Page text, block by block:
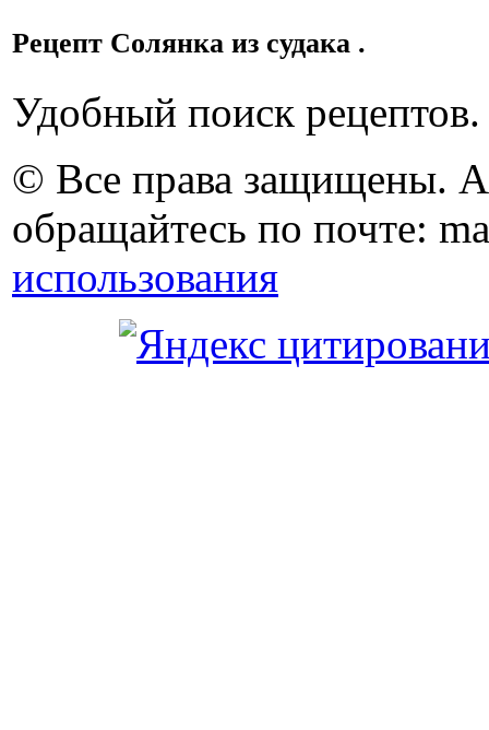
Рецепт Солянка из судака .
Удобный поиск рецептов.
© Все права защищены.
обращайтесь по почте:
использования